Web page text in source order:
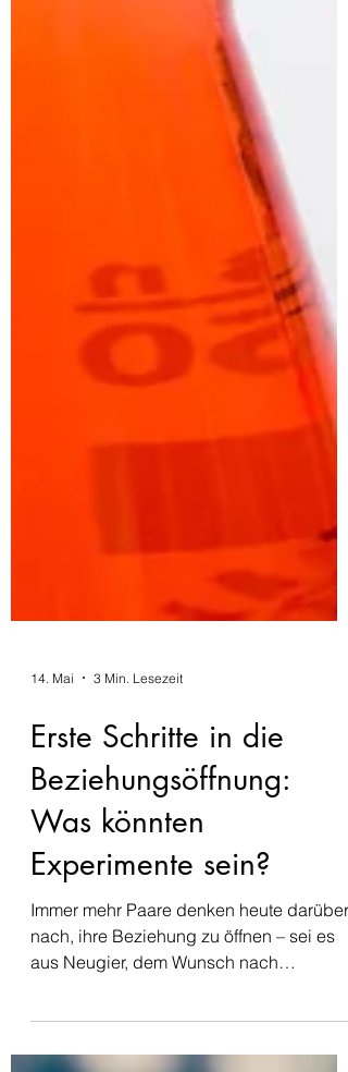
14. Mai 3 Min. Lesezeit
Erste Schritte in die
Beziehungsöffnung:
Was könnten
Experimente sein?
aus Neugier, dem Wunsch nach